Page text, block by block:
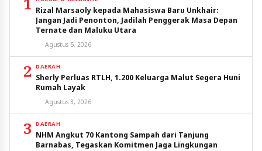
Rizal Marsaoly kepada Mahasiswa Baru Unkhair:
Jangan Jadi Penonton, Jadilah Penggerak Masa Depan
Ternate dan Maluku Utara
Agustus 5, 2026
2 DAERAH
Sherly Perluas RTLH, 1.200 Keluarga Malut Segera Huni
Rumah Layak
Agustus 3, 2026
3 DAERAH
NHM Angkut 70 Kantong Sampah dari Tanjung
Barnabas, Tegaskan Komitmen Jaga Lingkungan